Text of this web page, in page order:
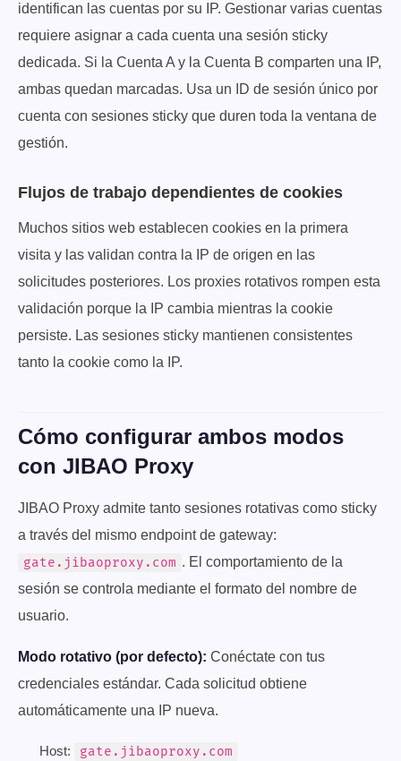
identifican las cuentas por su IP. Gestionar varias cuentas
requiere asignar a cada cuenta una sesión sticky
dedicada. Si la Cuenta A y la Cuenta B comparten una IP,
ambas quedan marcadas. Usa un ID de sesión único por
cuenta con sesiones sticky que duren toda la ventana de
gestión.
Flujos de trabajo dependientes de cookies
Muchos sitios web establecen cookies en la primera
visita y las validan contra la IP de origen en las
solicitudes posteriores. Los proxies rotativos rompen esta
validación porque la IP cambia mientras la cookie
persiste. Las sesiones sticky mantienen consistentes
tanto la cookie como la IP.
Cómo configurar ambos modos
con JIBAO Proxy
JIBAO Proxy admite tanto sesiones rotativas como sticky
a través del mismo endpoint de gateway:
gate.jibaoproxy.com . El comportamiento de la
sesión se controla mediante el formato del nombre de
usuario.
Modo rotativo (por defecto): Conéctate con tus
credenciales estándar. Cada solicitud obtiene
automáticamente una IP nueva.
Host: gate.jibaoproxy.com